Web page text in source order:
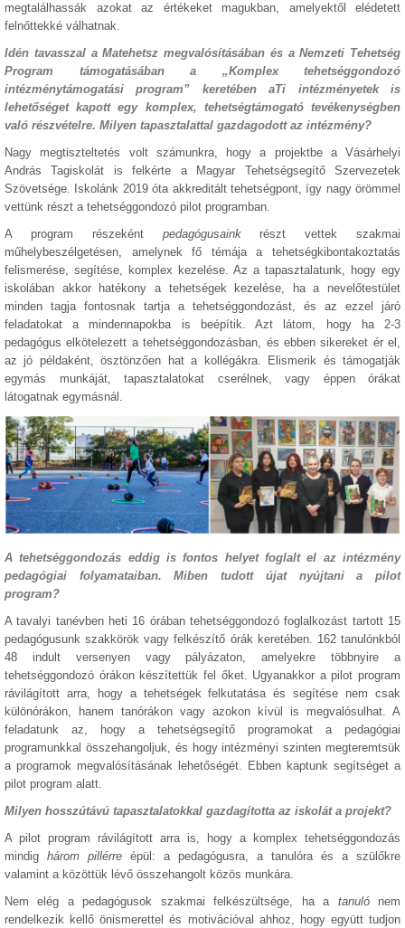
megtalálhassák azokat az értékeket magukban, amelyektől elédetett
felnőttekké válhatnak.
Idén tavasszal a Matehetsz megvalósításában és a Nemzeti Tehetség
Program támogatásában a „Komplex tehetséggondozó
intézménytámogatási program” keretében aTi intézményetek is
lehetőséget kapott egy komplex, tehetségtámogató tevékenységben
való részvételre. Milyen tapasztalattal gazdagodott az intézmény?
Nagy megtiszteltetés volt számunkra, hogy a projektbe a Vásárhelyi
András Tagiskolát is felkérte a Magyar Tehetségsegítő Szervezetek
Szövetsége. Iskolánk 2019 óta akkreditált tehetségpont, így nagy örömmel
vettünk részt a tehetséggondozó pilot programban.
A program részeként pedagógusainkrészt vettek szakmai
műhelybeszélgetésen, amelynek fő témája a tehetségkibontakoztatás
felismerése, segítése, komplex kezelése. Az a tapasztalatunk, hogy egy
iskolában akkor hatékony a tehetségek kezelése, ha a nevelőtestület
minden tagja fontosnak tartja a tehetséggondozást, és az ezzel járó
feladatokat a mindennapokba is beépítik. Azt látom, hogy ha 2-3
pedagógus elkötelezett a tehetséggondozásban, és ebben sikereket ér el,
az jó példaként, ösztönzően hat a kollégákra. Elismerik és támogatják
egymás munkáját, tapasztalatokat cserélnek, vagy éppen órákat
látogatnak egymásnál.
A tehetséggondozás eddig is fontos helyet foglalt el az intézmény
pedagógiai folyamataiban. Miben tudott újat nyújtani a pilot
program?
A tavalyi tanévben heti 16 órában tehetséggondozó foglalkozást tartott 15
pedagógusunk szakkörök vagy felkészítő órák keretében. 162 tanulónkból
48 indult versenyen vagy pályázaton, amelyekre többnyire a
tehetséggondozó órákon készítettük fel őket. Ugyanakkor a pilot program
rávilágított arra, hogy a tehetségek felkutatása és segítése nem csak
különórákon, hanem tanórákon vagy azokon kívül is megvalósulhat. A
feladatunk az, hogy a tehetségsegítő programokat a pedagógiai
programunkkal összehangoljuk, és hogy intézményi szinten megteremtsük
a programok megvalósításának lehetőségét. Ebben kaptunk segítséget a
pilot program alatt.
Milyen hosszútávú tapasztalatokkal gazdagította az iskolát a projekt?
A pilot program rávilágított arra is, hogy a komplex tehetséggondozás
mindig három pillérre épül: a pedagógusra, a tanulóra és a szülőkre
valamint a közöttük lévő összehangolt közös munkára.
Nem elég a pedagógusok szakmai felkészültsége, ha a tanulónem
rendelkezik kellő önismerettel és motivációval ahhoz, hogy együtt tudjon